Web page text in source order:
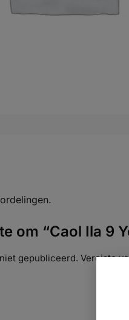
om “Caol Ila 9
gepubliceerd. Vereiste